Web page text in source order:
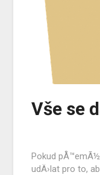
Vše se
Pokud
udÄ›lat pro to,